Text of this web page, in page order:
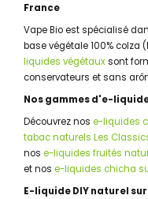
doux, Les
Fruités sont vifs,
Les Chichas
base végétale.
liquidespour vous
France
Vape Bio est spécialisé
base végétale 100% colza
liquides végétauxsont
conservateurs et sans
Nos gammes d'e-
Découvrez nos e-liquides
tabac naturels Les
nos e-liquides fruités
et nos e-liquides chicha
E-liquide DIY naturel